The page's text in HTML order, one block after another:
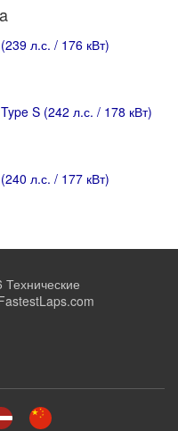
л.с. / 176 кВт)
S (242 л.с. / 178 кВт)
л.с. / 177 кВт)